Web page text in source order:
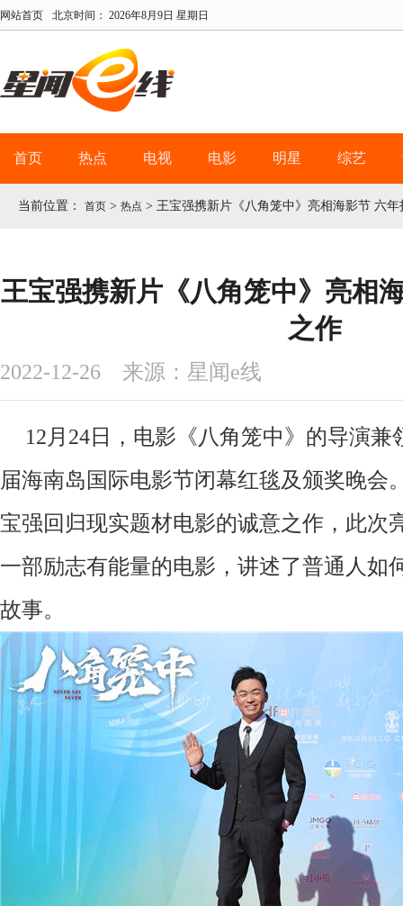
网站首页 北京时间： 2026年8月9日 星期日
首页 热点 电视 电影 明星 综艺
当前位置： 首页 > 热点 > 王宝强携新片《八角笼中》亮相海影节 六
王宝强携新片《八角笼中》亮相
之作
2022-12-26 来源：星闻e线
12 月 24日 ， 电影 《八角笼中》 的导演兼
届海南岛国际电影节闭幕红毯及颁奖晚会
宝强回归现实题材电影的诚意之作 ， 此次
一部励志有能量的电影 ，讲述了普通人如
故事。